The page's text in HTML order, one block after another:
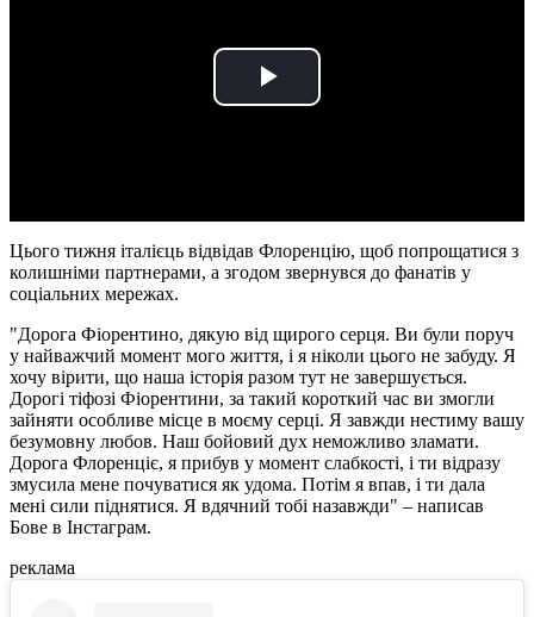
Play
Цього тижня італієць відвідав Флоренцію, щоб попрощатися з
колишніми партнерами, а згодом звернувся до фанатів у
соціальних мережах.
"Дорога Фіорентино, дякую від щирого серця. Ви були поруч
у найважчий момент мого життя, і я ніколи цього не забуду. Я
хочу вірити, що наша історія разом тут не завершується.
Дорогі тіфозі Фіорентини, за такий короткий час ви змогли
зайняти особливе місце в моєму серці. Я завжди нестиму вашу
безумовну любов. Наш бойовий дух неможливо зламати.
Дорога Флоренціє, я прибув у момент слабкості, і ти відразу
змусила мене почуватися як удома. Потім я впав, і ти дала
мені сили піднятися. Я вдячний тобі назавжди" – написав
Бове в Інстаграм.
реклама